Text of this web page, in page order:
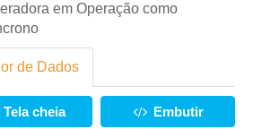
em Operação como
de Dados
Tela cheia Embutir